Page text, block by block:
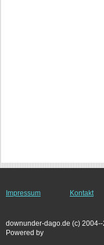
Impressum Kontakt
downunder-dago.de (c)
Powered by